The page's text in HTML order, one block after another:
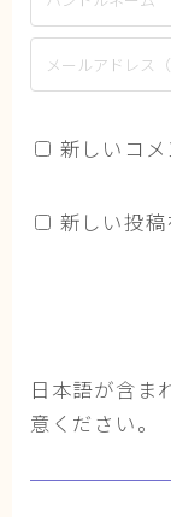
新しいコ
新しい投
日本語が含ま
意ください。